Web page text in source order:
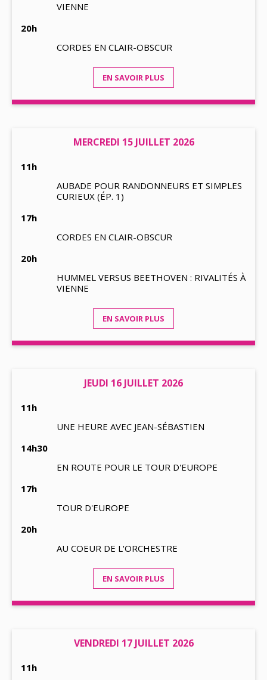
VIENNE
20h
CORDES EN CLAIR-OBSCUR
EN SAVOIR PLUS
MERCREDI 15 JUILLET 2026
11h
AUBADE POUR RANDONNEURS ET SIMPLES
CURIEUX (ÉP. 1)
17h
CORDES EN CLAIR-OBSCUR
20h
HUMMEL VERSUS BEETHOVEN : RIVALITÉS À
VIENNE
EN SAVOIR PLUS
JEUDI 16 JUILLET 2026
11h
UNE HEURE AVEC JEAN-SÉBASTIEN
14h30
EN ROUTE POUR LE TOUR D'EUROPE
17h
TOUR D'EUROPE
20h
AU COEUR DE L'ORCHESTRE
EN SAVOIR PLUS
VENDREDI 17 JUILLET 2026
11h